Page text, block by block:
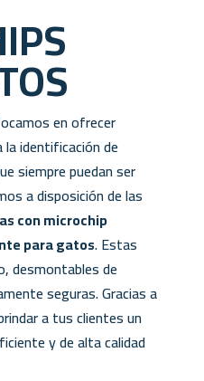
en ofrecer
identificación de
siempre puedan ser
a disposición de las
con microchip
para gatos. Estas
desmontables de
seguras. Gracias a
a tus clientes un
y de alta calidad